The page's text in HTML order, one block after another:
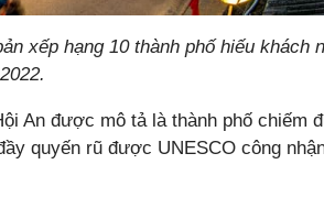
xếp hạng 10 thành phố hiếu khách
An được mô tả là thành phố chiếm
quyến rũ được UNESCO công